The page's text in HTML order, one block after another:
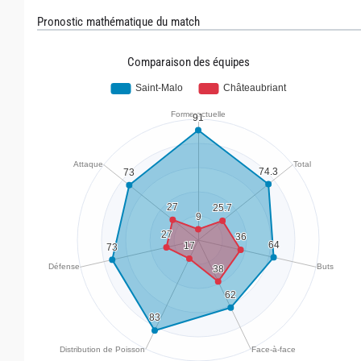
Pronostic mathématique du match
Comparaison des équipes